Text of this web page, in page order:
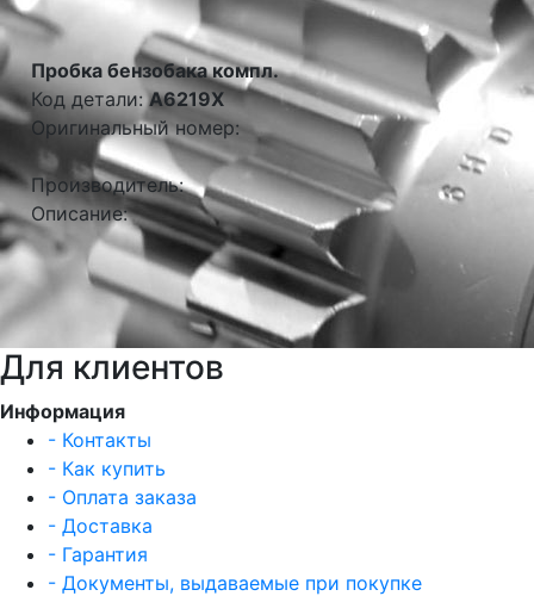
Пробка бензобака компл.
Код детали:A6219X
Оригинальный номер:
Производитель:
Описание:
Для клиентов
Информация
- Контакты
- Как купить
- Оплата заказа
- Доставка
- Гарантия
- Документы, выдаваемые при покупке